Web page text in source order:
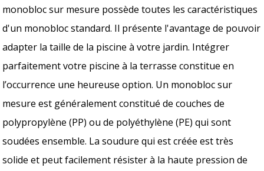
monobloc sur mesure possède toutes les caractéristiques
d'un monobloc standard. Il présente l'avantage de pouvoir
adapter la taille de la piscine à votre jardin. Intégrer
parfaitement votre piscine à la terrasse constitue en
l’occurrence une heureuse option. Un monobloc sur
mesure est généralement constitué de couches de
polypropylène (PP) ou de polyéthylène (PE) qui sont
soudées ensemble. La soudure qui est créée est très
solide et peut facilement résister à la haute pression de